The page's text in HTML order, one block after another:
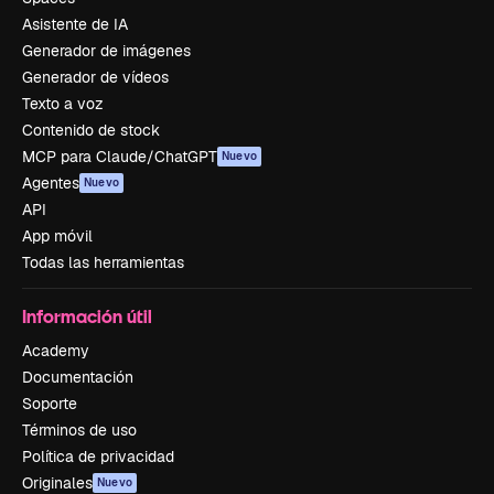
Asistente de IA
Generador de imágenes
Generador de vídeos
Texto a voz
Contenido de stock
MCP para Claude/ChatGPT Nuevo
Agentes Nuevo
API
App móvil
Todas las herramientas
Información útil
Academy
Documentación
Soporte
Términos de uso
Política de privacidad
Originales Nuevo